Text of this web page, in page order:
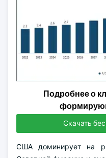
Подробнее о
Скачать
США доминирует на